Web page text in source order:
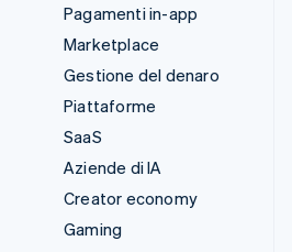
Pagamenti in-app
Marketplace
Gestione del denaro
Piattaforme
SaaS
Aziende di IA
Creator economy
Gaming